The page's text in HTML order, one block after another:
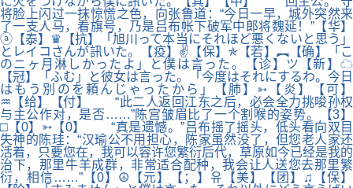
将脸上闪过一抹惊慌之色，向张鲁道：“今日一早，城外突然来
了一支人马，看旗号，乃是吕布帐下破军中郎将魏延！”【华】
ⓐ【泰】♛【抗】「旭川って本当にそれほど悪くないと思う」
とレイコさんが訊いた。【疫】✌【保】✯【若】︻【确】「こ
のニヶ月淋しかったよ」と僕は言った。【诊】ツ【新】☁
【冠】「ふむ」と彼女は言った。「今度はそれにするわ。今日
はもう別のを頼んじゃったから」【肺】➳【炎】【可】
♒【给】【付】 “此二人返回江东之后，必会全力挑唆孙权
与主公作对，是否……”陈宫皱眉比了一个割喉的姿势。【3】
□【0】➳【0】 “真是遗憾。”吕布摇了摇头，低头看向双目
失神的陈珪：“汉瑜公不用担心，陈家虽然没了，但您老人家还
活着，只要您在，我可以容许您繁衍后代，草原如今已经是我的
治下，那里牛羊成群，非常适合配种，我会让人送您去那里繁
衍，相信……”【0】☮【元】【；】유【美】【团】♫【保】